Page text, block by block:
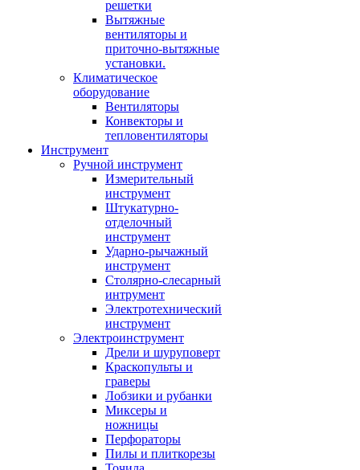
решетки
Вытяжные
вентиляторы и
приточно-вытяжные
установки.
Климатическое
оборудование
Вентиляторы
Конвекторы и
тепловентиляторы
Инструмент
Ручной инструмент
Измерительный
инструмент
Штукатурно-
отделочный
инструмент
Ударно-рычажный
инструмент
Столярно-слесарный
интрумент
Электротехнический
инструмент
Электроинструмент
Дрели и шуруповерт
Краскопульты и
граверы
Лобзики и рубанки
Миксеры и
ножницы
Перфораторы
Пилы и плиткорезы